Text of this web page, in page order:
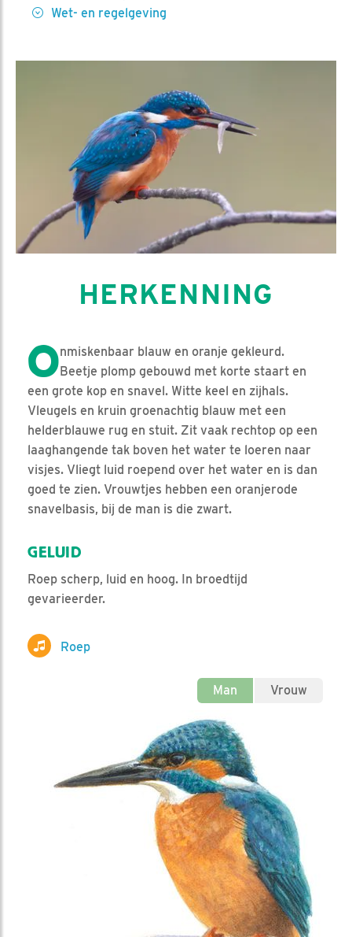
Wet- en regelgeving
HERKENNING
Onmiskenbaar blauw en oranje gekleurd.
Beetje plomp gebouwd met korte staart en
een grote kop en snavel. Witte keel en zijhals.
Vleugels en kruin groenachtig blauw met een
helderblauwe rug en stuit. Zit vaak rechtop op een
laaghangende tak boven het water te loeren naar
visjes. Vliegt luid roepend over het water en is dan
goed te zien. Vrouwtjes hebben een oranjerode
snavelbasis, bij de man is die zwart.
GELUID
Roep scherp, luid en hoog. In broedtijd
gevarieerder.
Roep
Man Vrouw